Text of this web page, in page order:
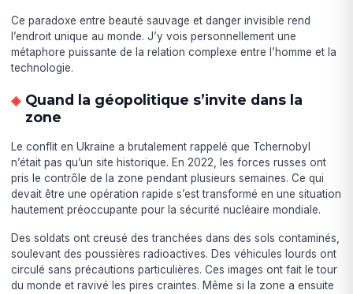
Ce paradoxe entre beauté sauvage et danger invisible rend
l’endroit unique au monde. J’y vois personnellement une
métaphore puissante de la relation complexe entre l’homme et la
technologie.
Quand la géopolitique s’invite dans la
zone
Le conflit en Ukraine a brutalement rappelé que Tchernobyl
n’était pas qu’un site historique. En 2022, les forces russes ont
pris le contrôle de la zone pendant plusieurs semaines. Ce qui
devait être une opération rapide s’est transformé en une situation
hautement préoccupante pour la sécurité nucléaire mondiale.
Des soldats ont creusé des tranchées dans des sols contaminés,
soulevant des poussières radioactives. Des véhicules lourds ont
circulé sans précautions particulières. Ces images ont fait le tour
du monde et ravivé les pires craintes. Même si la zone a ensuite